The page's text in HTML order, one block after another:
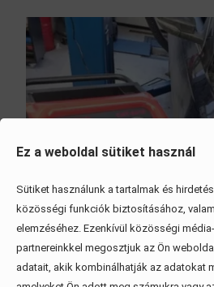
Ez a weboldal sütiket használ
Sütiket használunk a tartalmak és
közösségi funkciók biztosításához,
elemzéséhez. Ezenkívül közösségi
partnereinkkel megosztjuk az Ön
adatait, akik kombinálhatják az adatokat